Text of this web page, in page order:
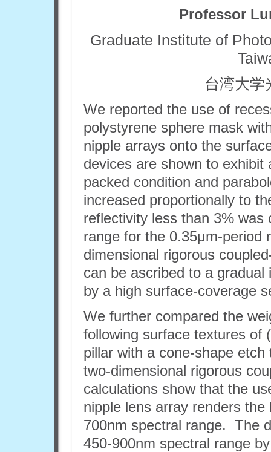
Professor
Graduate Institute of
台湾大学
We reported the use of
polystyrene sphere mask
nipple arrays onto the
devices are shown to
packed condition and
increased proportionally to
reflectivity less than 3% was
range for the 0.35μm-
dimensional rigorous
can be ascribed to a
by a high surface-coverage
We further compared the
following surface textures of
pillar with a cone-shape
two-dimensional rigorous
calculations show that the
nipple lens array renders
700nm spectral range. The
450-900nm spectral range